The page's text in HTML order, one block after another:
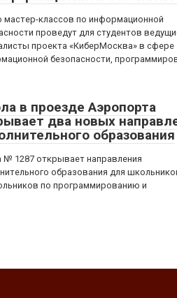
мастер-классов по информационной
проведут для студентов
проекта «КиберМосква» в сфере
безопасности,
в проезде Аэропорта
два новых
образования
№ 1287 открывает направления
образования для
по программированию и